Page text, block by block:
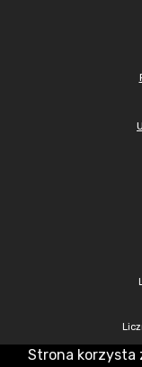
Strona korzysta